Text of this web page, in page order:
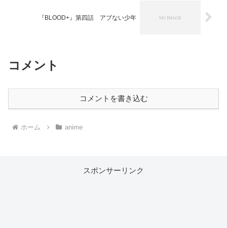
『BLOOD+』第四話 アブない少年
コメント
コメントを書き込む
ホーム anime
スポンサーリンク